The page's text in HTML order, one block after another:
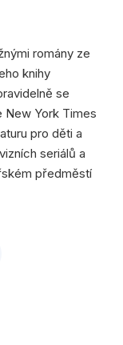
romány ze
knihy
se
York Times
pro děti a
seriálů a
předměstí